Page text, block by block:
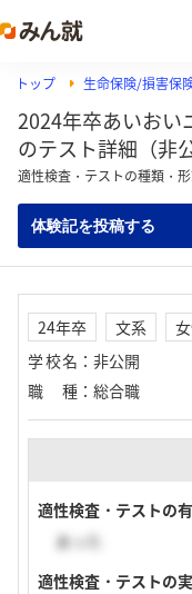
トップ 生命保険/損害保
2024年卒あいおい
のテスト詳細（非
適性検査・テストの種類・
体験記を投稿する
24年卒 文系
学校名 ： 非公開
職種 ： 総合職
適性検査・テストの
あった
適性検査・テストの